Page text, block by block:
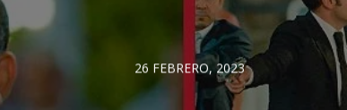
26 FEBRERO, 2023